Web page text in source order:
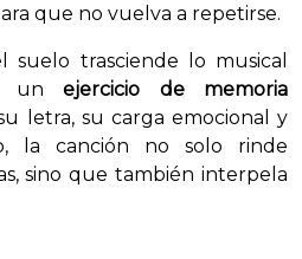
que no vuelva a repetirse.
suelo trasciende lo musical
unejercicio de memoria
letra, su carga emocional y
la canción no solo rinde
sino que también interpela